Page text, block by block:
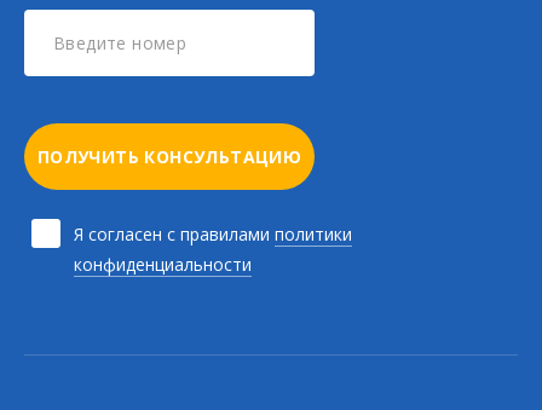
ПОЛУЧИТЬ КОНСУЛЬТАЦИЮ
Я согласен с правилами политики
конфиденциальности